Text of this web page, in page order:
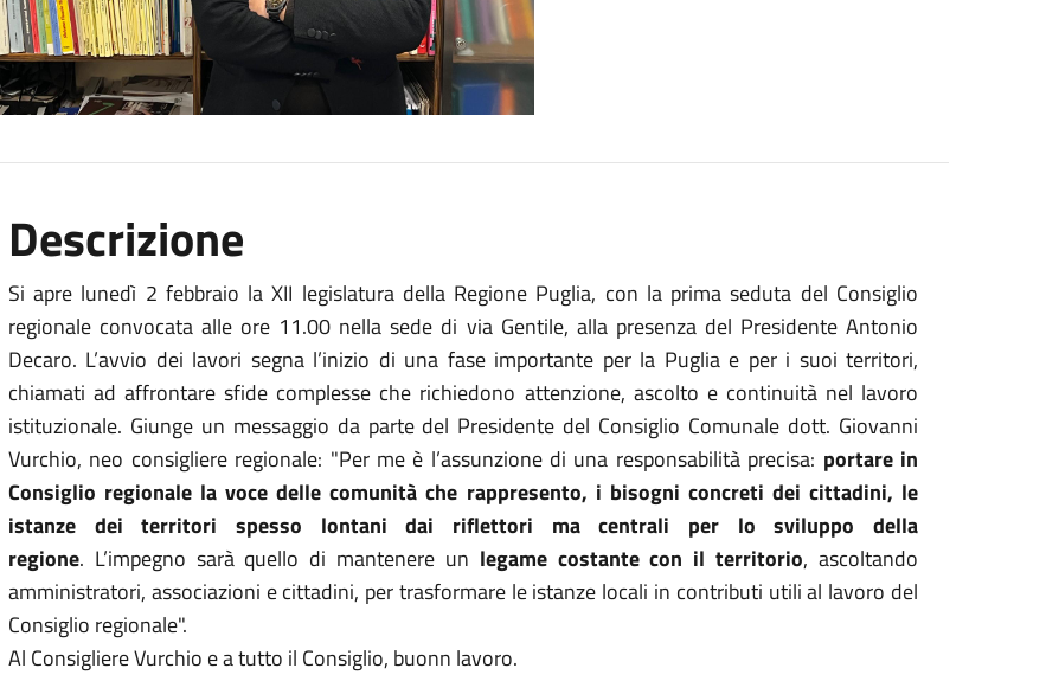
Descrizione
Si apre lunedì 2 febbraio la XII legislatura della Regione Puglia, con la prima seduta del Consiglio
regionale convocata alle ore 11.00 nella sede di via Gentile, alla presenza del Presidente Antonio
Decaro. L’avvio dei lavori segna l’inizio di una fase importante per la Puglia e per i suoi territori,
chiamati ad affrontare sfide complesse che richiedono attenzione, ascolto e continuità nel lavoro
istituzionale. Giunge un messaggio da parte del Presidente del Consiglio Comunale dott. Giovanni
Vurchio, neo consigliere regionale: "Per me è l’assunzione di una responsabilità precisa: portare in
Consiglio regionale la voce delle comunità che rappresento, i bisogni concreti dei cittadini, le
istanze dei territori spesso lontani dai riflettori ma centrali per lo sviluppo della
regione. L’impegno sarà quello di mantenere un legame costante con il territorio, ascoltando
amministratori, associazioni e cittadini, per trasformare le istanze locali in contributi utili al lavoro del
Consiglio regionale".
Al Consigliere Vurchio e a tutto il Consiglio, buonn lavoro.